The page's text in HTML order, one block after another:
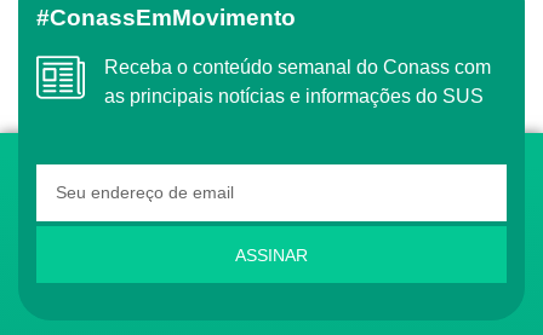
#ConassEmMovimento
Receba o conteúdo semanal do Conass com
as principais notícias e informações do SUS
ASSINAR